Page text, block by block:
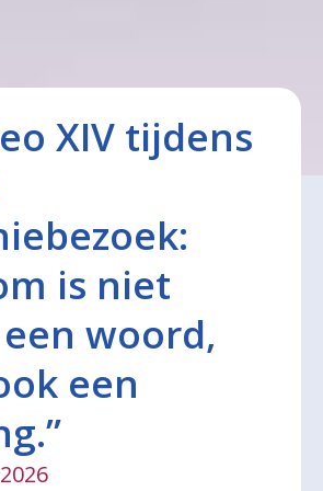
XIV tijdens
is niet
woord,
een